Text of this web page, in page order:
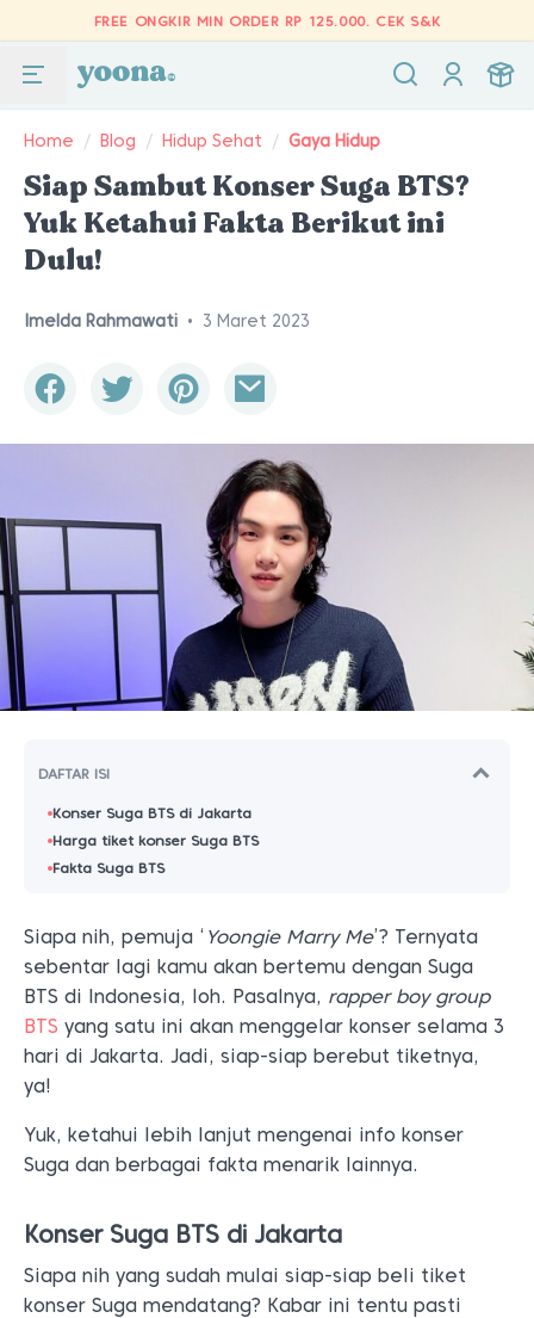
FREE ONGKIR MIN ORDER RP 125.000. CEK S&K
Home / Blog / Hidup Sehat / Gaya Hidup
Siap Sambut Konser Suga BTS?
Yuk Ketahui Fakta Berikut ini
Dulu!
Imelda Rahmawati • 3 Maret 2023
DAFTAR ISI
Konser Suga BTS di Jakarta
Harga tiket konser Suga BTS
Fakta Suga BTS
Siapa nih, pemuja ‘ Yoongie Marry Me’? Ternyata
sebentar lagi kamu akan bertemu dengan Suga
BTS di Indonesia, loh. Pasalnya, rapper boy group
BTS yang satu ini akan menggelar konser selama 3
hari di Jakarta. Jadi, siap-siap berebut tiketnya,
ya!
Yuk, ketahui lebih lanjut mengenai info konser
Suga dan berbagai fakta menarik lainnya.
Konser Suga BTS di Jakarta
Siapa nih yang sudah mulai siap-siap beli tiket
konser Suga mendatang? Kabar ini tentu pasti